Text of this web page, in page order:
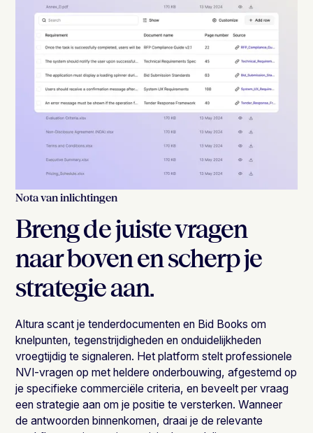
Nota van inlichtingen
Breng de juiste vragen
naar boven en scherp je
strategie aan.
Altura scant je tenderdocumenten en Bid Books om
knelpunten, tegenstrijdigheden en onduidelijkheden
vroegtijdig te signaleren. Het platform stelt professionele
NVI-vragen op met heldere onderbouwing, afgestemd op
je specifieke commerciële criteria, en beveelt per vraag
een strategie aan om je positie te versterken. Wanneer
de antwoorden binnenkomen, draai je de relevante